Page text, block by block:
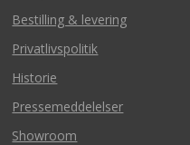
Bestilling & levering
Privatlivspolitik
Historie
Pressemeddelelser
Showroom